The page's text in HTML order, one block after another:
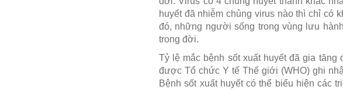
huyết đã nhiễm chủng virus nào thì chỉ có
đó, những người sống trong vùng lưu
trong đời.
Tỷ lệ mắc bệnh sốt xuất huyết đã gia
được Tổ chức Y tế Thế giới (WHO) ghi
Bệnh sốt xuất huyết có thể biểu hiện các